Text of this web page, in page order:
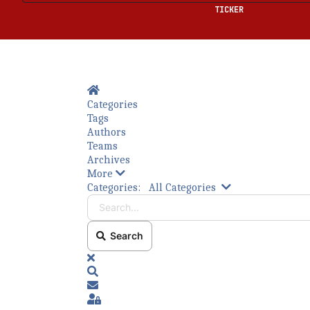
TICKER
Home
Categories
Tags
Authors
Teams
Archives
More
Bitte füllen Sie die erforderlichen Felder aus.
Categories: All Categories Search...
Search
x
Subscribe to blog
Sign In